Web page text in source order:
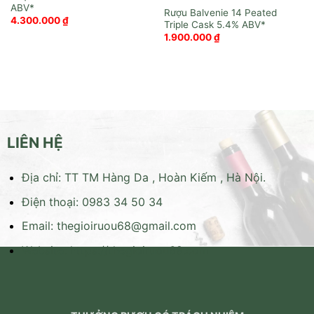
4.300.000₫
Rượu Balvenie 14 Peated
Triple Cask
1.900.000₫
LIÊN HỆ
Địa chỉ: TT TM Hàng Da , Hoàn Kiếm , Hà Nội.
Điện thoại: 0983 34 50 34
Email: thegioiruou68@gmail.com
Website:https://thegioiruou68.com